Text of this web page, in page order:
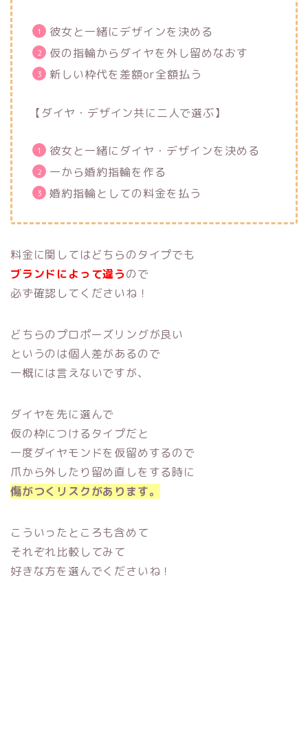
彼女と一緒にデザインを決める
仮の指輪からダイヤを外し留めなおす
新しい枠代を差額or全額払う
【ダイヤ・デザイン共に二人で選ぶ】
彼女と一緒にダイヤ・デザインを決める
一から婚約指輪を作る
婚約指輪としての料金を払う
料金に関してはどちらのタイプでも
ブランドによって違うので
必ず確認してくださいね！
どちらのプロポーズリングが良い
というのは個人差があるので
一概には言えないですが、
ダイヤを先に選んで
仮の枠につけるタイプだと
一度ダイヤモンドを仮留めするので
爪から外したり留め直しをする時に
傷がつくリスクがあります。
こういったところも含めて
それぞれ比較してみて
好きな方を選んでくださいね！